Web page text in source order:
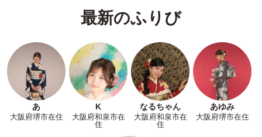
最新のふりび
あ
大阪府堺市在住
K
大阪府和泉市在
住
なるちゃん
大阪府和泉市在
住
あゆみ
大阪府堺市在住